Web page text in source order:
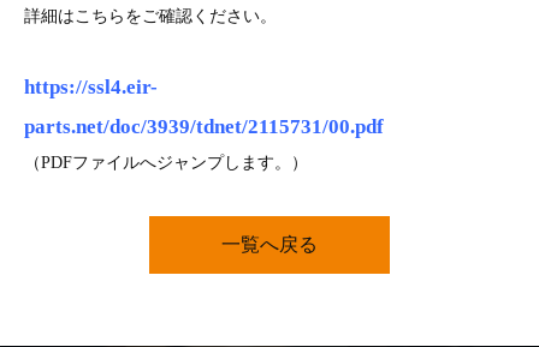
詳細はこちらをご確認ください。
https://ssl4.eir-
parts.net/doc/3939/tdnet/2115731/00.pdf
（PDFファイルへジャンプします。）
一覧へ戻る